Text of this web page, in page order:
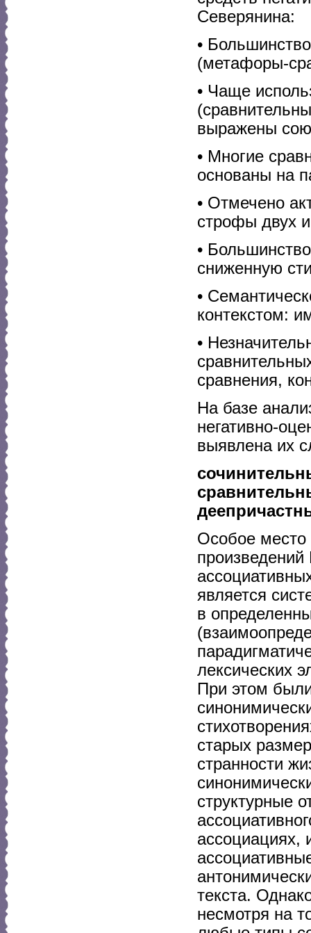
Северянина:
•
(метафоры-
• Чаще
выражены
• Многие
основаны на
• Отмечено
строфы двух и
•
сниженную
•
контекстом:
•
сравнения,
На базе
негативно-
выявлена их
Особое место
является
в
лексических
При этом
старых
странности
структурные
ассоциациях,
текста.
несмотря на